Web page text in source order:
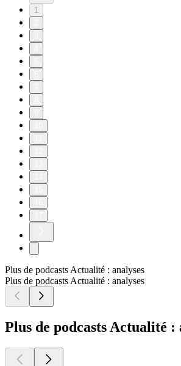
1
Plus de podcasts Actualité : analyses
Plus de podcasts Actualité : analyses
Plus de podcasts Actualité :